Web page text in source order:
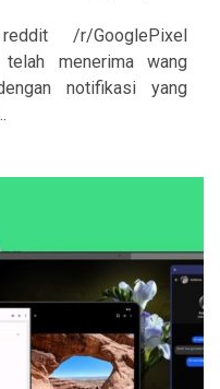
/r/GooglePixel
menerima wang
notifikasi yang